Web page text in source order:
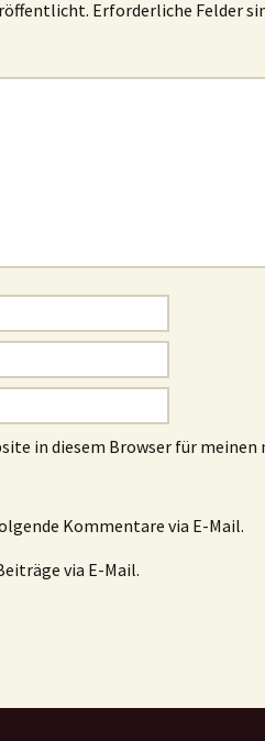
Erforderliche Felder
in diesem Browser für meinen
Kommentare via E-Mail.
via E-Mail.